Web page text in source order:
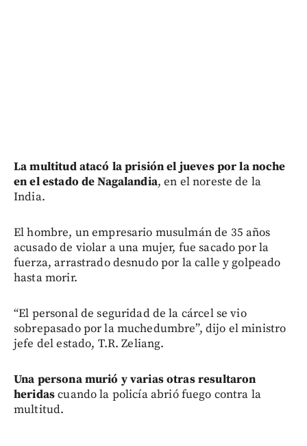
La multitud atacó la prisión el jueves por la noche
en el estado de Nagalandia, en el noreste de la
India.
El hombre, un empresario musulmán de 35 años
acusado de violar a una mujer, fue sacado por la
fuerza, arrastrado desnudo por la calle y golpeado
hasta morir.
“El personal de seguridad de la cárcel se vio
sobrepasado por la muchedumbre”, dijo el ministro
jefe del estado, T.R. Zeliang.
Una persona murió y varias otras resultaron
heridascuando la policía abrió fuego contra la
multitud.